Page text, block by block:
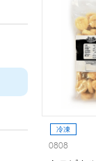
冷凍
0808